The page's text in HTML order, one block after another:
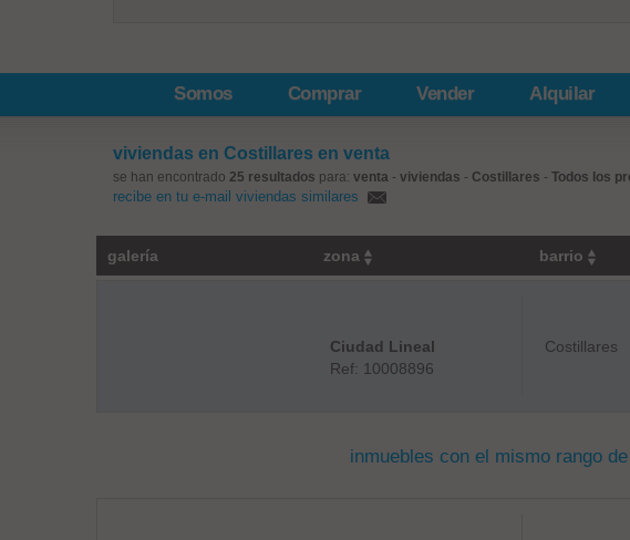
Somos Comprar Vender Alquilar
viviendas en Costillares en venta
se han encontrado 25 resultados para: venta - viviendas - Costillares - Todos los
recibe en tu e-mail viviendas similares
galería zona barrio
Ciudad Lineal
Ref: 10008896
Costillares
inmuebles con el mismo rango